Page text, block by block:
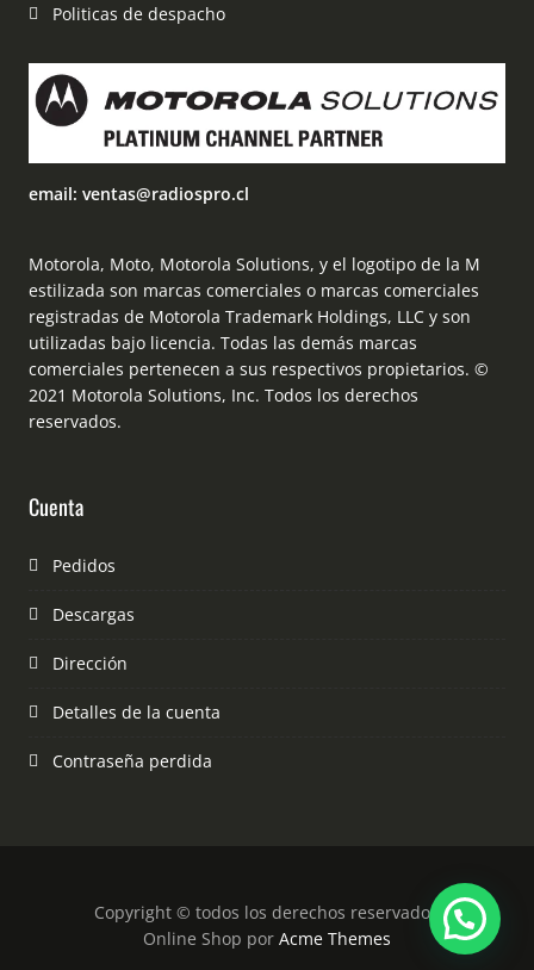
Politicas de despacho
email: ventas@radiospro.cl
Motorola, Moto, Motorola Solutions, y el logotipo de la M
estilizada son marcas comerciales o marcas comerciales
registradas de Motorola Trademark Holdings, LLC y son
utilizadas bajo licencia. Todas las demás marcas
comerciales pertenecen a sus respectivos propietarios. ©
2021 Motorola Solutions, Inc. Todos los derechos
reservados.
Cuenta
Pedidos
Descargas
Dirección
Detalles de la cuenta
Contraseña perdida
Copyright © todos los derechos reservados
Online Shop por Acme Themes